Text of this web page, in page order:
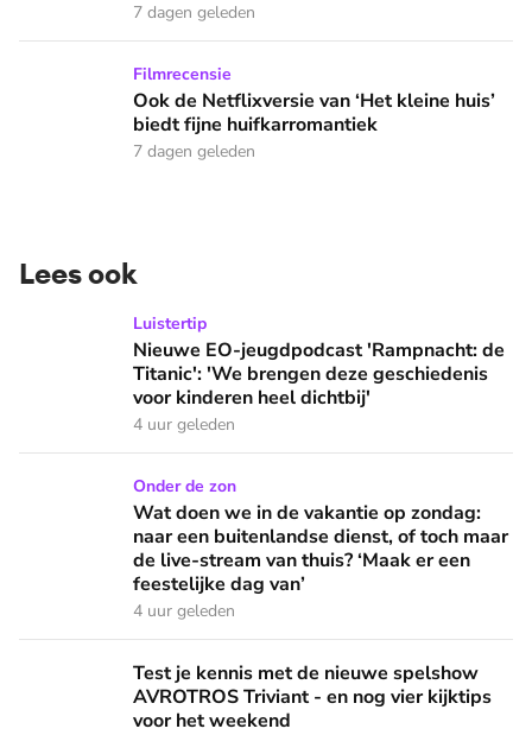
7 dagen geleden
Ook de Netflixversie van ‘Het kleine huis’ biedt fijne
Filmrecensie
Ook de Netflixversie van ‘Het kleine huis’
biedt fijne huifkarromantiek
7 dagen geleden
Lees ook
Nieuwe EO-jeugdpodcast 'Rampnacht: de Titanic': 'We
Luistertip
Nieuwe EO-jeugdpodcast 'Rampnacht: de
Titanic': 'We brengen deze geschiedenis
voor kinderen heel dichtbij'
4 uur geleden
Wat doen we in de vakantie op zondag: naar een
Onder de zon
Wat doen we in de vakantie op zondag:
naar een buitenlandse dienst, of toch maar
de live-stream van thuis? ‘Maak er een
feestelijke dag van’
4 uur geleden
Test je kennis met de nieuwe spelshow AVROTROS
Test je kennis met de nieuwe spelshow
AVROTROS Triviant - en nog vier kijktips
voor het weekend